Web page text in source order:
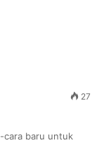
27
cara baru untuk